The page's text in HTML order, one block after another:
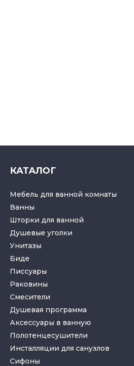
КАТАЛОГ
Мебель для ванной комнаты
Ванны
Шторки для ванной
Душевые уголки
Унитазы
Биде
Писсуары
Раковины
Смесители
Душевая программа
Аксессуары в ванную
Полотенцесушители
Инсталляции для санузлов
Cифоны